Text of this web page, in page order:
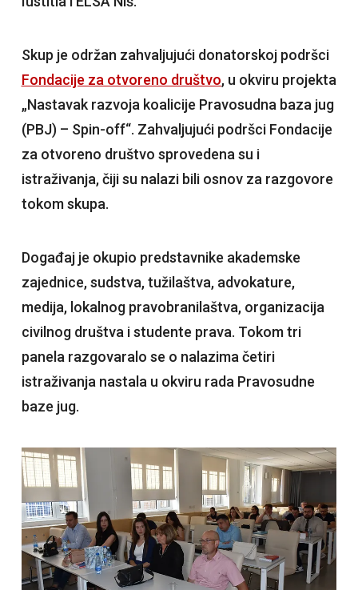
Skup je održan zahvaljujući donatorskoj podršci
Fondacije za otvoreno društvo, u okviru projekta
„Nastavak razvoja koalicije Pravosudna baza jug
(PBJ) – Spin-off“. Zahvaljujući podršci Fondacije
za otvoreno društvo sprovedena su i
istraživanja, čiji su nalazi bili osnov za razgovore
tokom skupa.
Događaj je okupio predstavnike akademske
zajednice, sudstva, tužilaštva, advokature,
medija, lokalnog pravobranilaštva, organizacija
civilnog društva i studente prava. Tokom tri
panela razgovaralo se o nalazima četiri
istraživanja nastala u okviru rada Pravosudne
baze jug.